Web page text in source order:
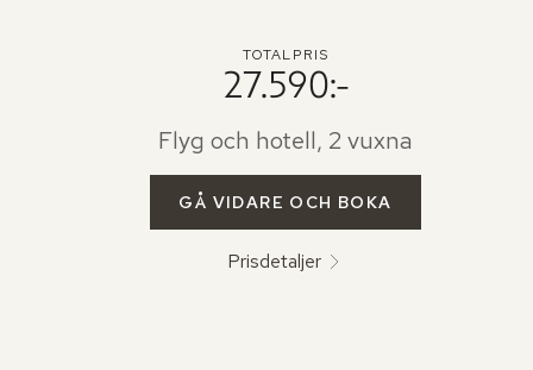
TOTALPRIS
27.590:-
Flyg och hotell, 2 vuxna
GÅ VIDARE OCH BOKA
Prisdetaljer